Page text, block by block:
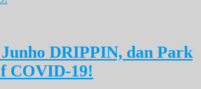
DRIPPIN, dan Park
COVID-19!